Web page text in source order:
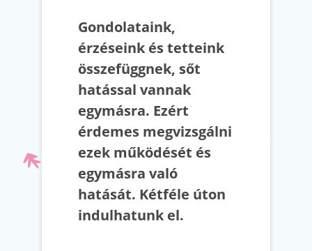
Gondolataink,
érzéseink és tetteink
összefüggnek, sőt
hatással vannak
egymásra. Ezért
érdemes megvizsgálni
ezek működését és
egymásra való
hatását. Kétféle úton
indulhatunk el.